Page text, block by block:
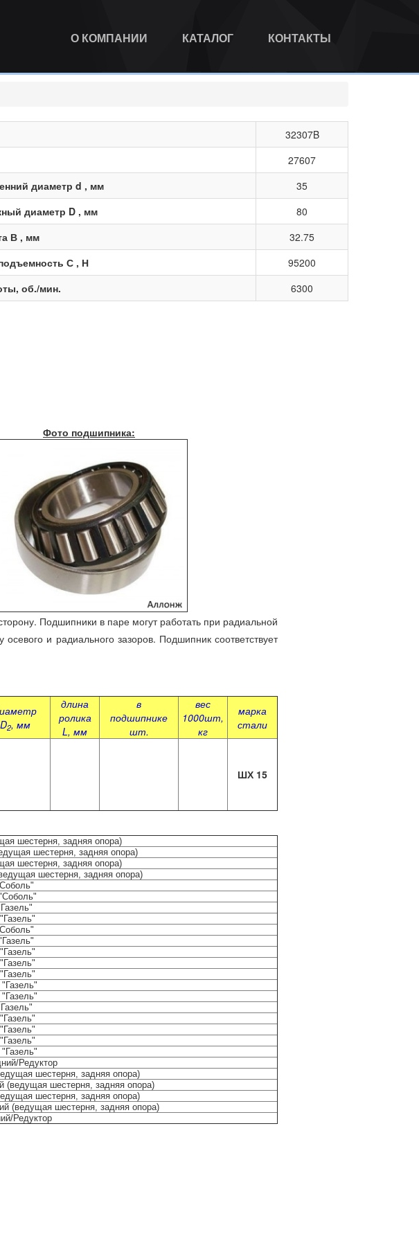
О КОМПАНИИ КАТАЛОГ КОНТАКТЫ
32307B
27607
диаметр d , мм
35
диаметр D , мм
80
В , мм
32.75
С , Н
95200
об./мин.
6300
Фото подшипника:
Подшипники в паре могут работать при радиальной
и радиального зазоров. Подшипник соответствует
D2, мм
длина
ролика
L, мм
в
подшипнике
шт.
вес
1000шт,
кг
марка
стали
ШХ 15
шестерня, задняя опора)
шестерня, задняя опора)
шестерня, задняя опора)
шестерня, задняя опора)
Редуктор
шестерня, задняя опора)
(ведущая шестерня, задняя опора)
шестерня, задняя опора)
(ведущая шестерня, задняя опора)
Редуктор